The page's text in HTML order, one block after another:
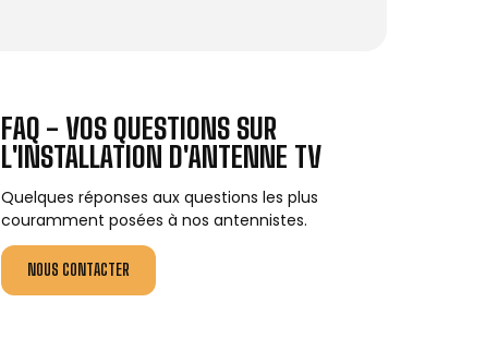
FAQ - VOS QUESTIONS SUR
L'INSTALLATION D'ANTENNE TV
Quelques réponses aux questions les plus
couramment posées à nos antennistes.
NOUS CONTACTER